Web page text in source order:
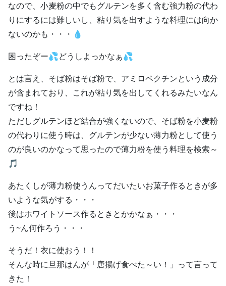
なので、小麦粉の中でもグルテンを多く含む強力粉の代わ
りにするには難しいし、粘り気を出すような料理には向か
ないのかも・・・💧
困ったぞー💦どうしよっかなぁ💦
とは言え、そば粉はそば粉で、アミロペクチンという成分
が含まれており、これが粘り気を出してくれるみたいなん
ですね！
ただしグルテンほど結合が強くないので、そば粉を小麦粉
の代わりに使う時は、グルテンが少ない薄力粉として使う
のが良いのかなって思ったので薄力粉を使う料理を検索～
🎵
あたくしが薄力粉使うんってだいたいお菓子作るときが多
いような気がする・・・
後はホワイトソース作るときとかかなぁ・・・
う~ん何作ろう・・・
そうだ！衣に使おう！！
そんな時に旦那はんが「唐揚げ食べた～い！」って言って
きた！